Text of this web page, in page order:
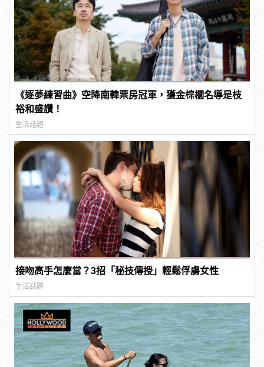
《逐夢練習曲》空降南韓票房冠軍，獲金棕櫚名導是枝
裕和盛讚！
生活話題
接吻高手怎麼當？3招「秘技傳授」輕鬆俘虜女性
生活話題